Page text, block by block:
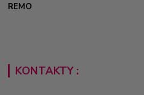
REMO
KONTAKTY :